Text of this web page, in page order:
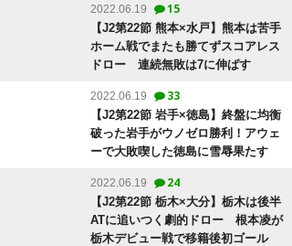
2022.06.19 15
【J2第22節 熊本×水戸】熊本は苦手
ホーム戦でまたも勝てずスコアレス
ドロー 連続無敗は7に伸ばす
2022.06.19 33
【J2第22節 岩手×徳島】終盤に均衡
破った岩手がウノゼロ勝利！アウェ
ーで大敗喫した徳島に雪辱果たす
2022.06.19 24
【J2第22節 栃木×大分】栃木は後半
ATに追いつく劇的ドロー 根本凌が
栃木デビュー戦で移籍後初ゴール